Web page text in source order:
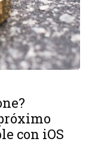
con iOS